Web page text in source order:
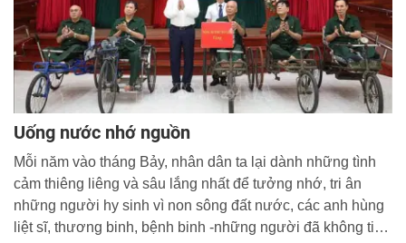
Uống nước nhớ nguồn
Mỗi năm vào tháng Bảy, nhân dân ta lại dành những tình
cảm thiêng liêng và sâu lắng nhất để tưởng nhớ, tri ân
những người hy sinh vì non sông đất nước, các anh hùng
liệt sĩ, thương binh, bệnh binh -những người đã không tiếc